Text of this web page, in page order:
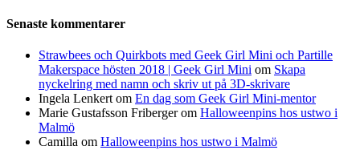
Senaste kommentarer
Strawbees och Quirkbots med Geek Girl Mini och Partille
Makerspace hösten 2018 | Geek Girl Mini om Skapa
nyckelring med namn och skriv ut på 3D-skrivare
Ingela Lenkert om En dag som Geek Girl Mini-mentor
Marie Gustafsson Fribergerom Halloweenpins hos ustwo i
Malmö
Camilla om Halloweenpins hos ustwo i Malmö